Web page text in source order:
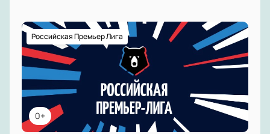
0+
Российская Премьер Лига